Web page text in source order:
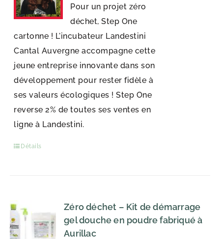
Pour un projet zéro
déchet, Step One
cartonne ! L'incubateur Landestini
Cantal Auvergne accompagne cette
jeune entreprise innovante dans son
développement pour rester fidèle à
ses valeurs écologiques ! Step One
reverse 2% de toutes ses ventes en
ligne à Landestini.
Détails
Zéro déchet – Kit de démarrage
gel douche en poudre fabriqué à
Aurillac